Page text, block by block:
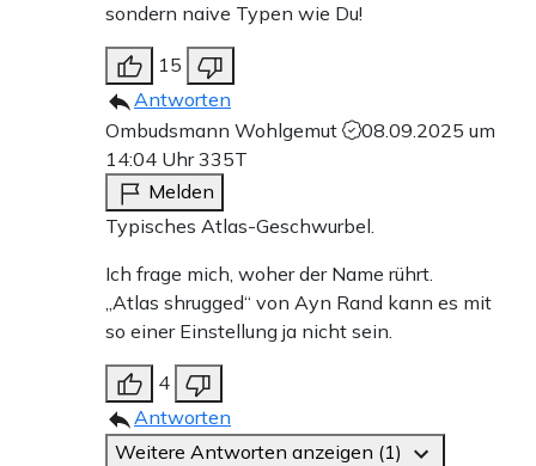
sondern naive Typen wie Du!
15
Antworten
Ombudsmann Wohlgemut
08.09.2025 um
14:04 Uhr335T
Melden
Typisches Atlas-Geschwurbel.
Ich frage mich, woher der Name rührt.
„Atlas shrugged“ von Ayn Rand kann es mit
so einer Einstellung ja nicht sein.
4
Antworten
Weitere Antworten anzeigen (1)